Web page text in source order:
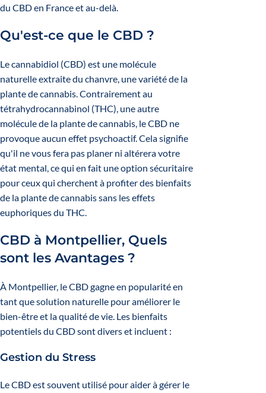
du CBD en France et au-delà.
Qu'est-ce que le CBD ?
Le cannabidiol (CBD) est une molécule
naturelle extraite du chanvre, une variété de la
plante de cannabis. Contrairement au
tétrahydrocannabinol (THC), une autre
molécule de la plante de cannabis, le CBD ne
provoque aucun effet psychoactif. Cela signifie
qu'il ne vous fera pas planer ni altérera votre
état mental, ce qui en fait une option sécuritaire
pour ceux qui cherchent à profiter des bienfaits
de la plante de cannabis sans les effets
euphoriques du THC.
CBD à Montpellier, Quels
sont les Avantages ?
À Montpellier, le CBD gagne en popularité en
tant que solution naturelle pour améliorer le
bien-être et la qualité de vie. Les bienfaits
potentiels du CBD sont divers et incluent :
Gestion du Stress
Le CBD est souvent utilisé pour aider à gérer le